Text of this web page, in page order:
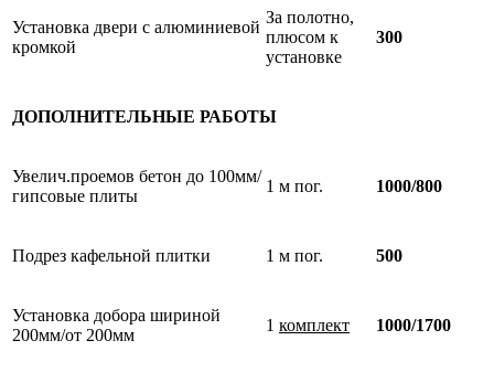
Установка двери с алюминиевой
кромкой
За полотно,
плюсом к
установке
300
ДОПОЛНИТЕЛЬНЫЕ РАБОТЫ
Увелич.проемов бетон до 100мм/
гипсовые плиты
1 м пог. 1000/800
Подрез кафельной плитки 1 м пог. 500
Установка добора шириной
200мм/от 200мм
1 комплект 1000/1700